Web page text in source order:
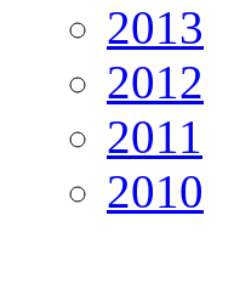
2013
2012
2011
2010